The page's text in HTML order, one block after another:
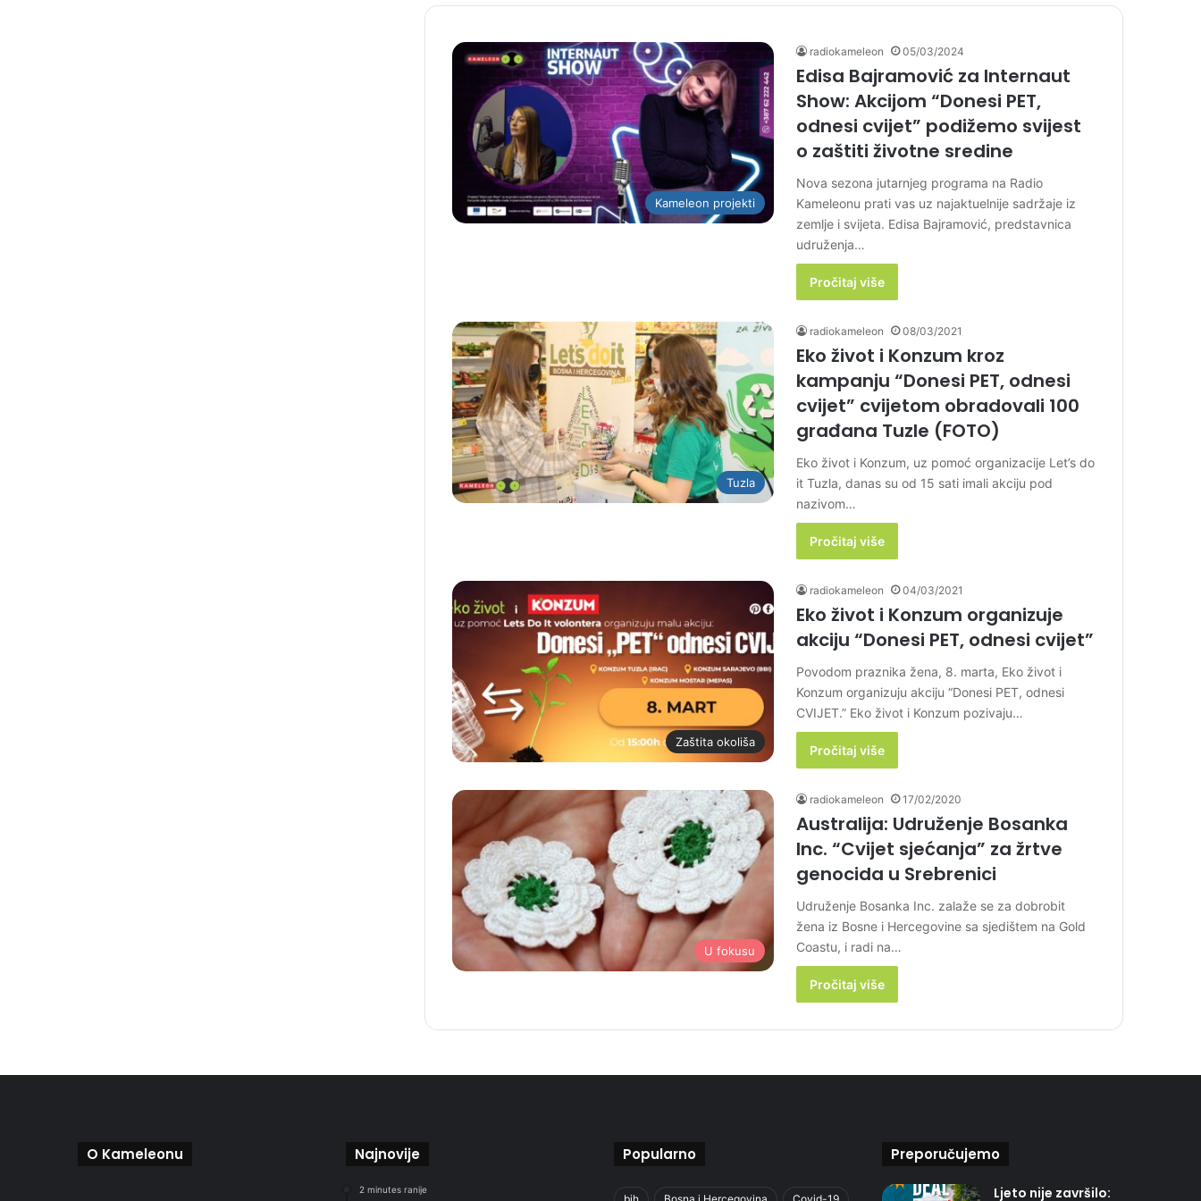
Kameleon projekti
radiokameleon 05/03/2024
Edisa Bajramović za Internaut
Show: Akcijom “Donesi PET,
odnesi cvijet” podižemo svijest
o zaštiti životne sredine
Nova sezona jutarnjeg programa na Radio
Kameleonu prati vas uz najaktuelnije sadržaje iz
zemlje i svijeta. Edisa Bajramović, predstavnica
udruženja…
Pročitaj više
Tuzla
radiokameleon 08/03/2021
Eko život i Konzum kroz
kampanju “Donesi PET, odnesi
cvijet” cvijetom obradovali 100
građana Tuzle (FOTO)
Eko život i Konzum, uz pomoć organizacije Let’s do
it Tuzla, danas su od 15 sati imali akciju pod
nazivom…
Pročitaj više
Zaštita okoliša
radiokameleon 04/03/2021
Eko život i Konzum organizuje
akciju “Donesi PET, odnesi cvijet”
Povodom praznika žena, 8. marta, Eko život i
Konzum organizuju akciju “Donesi PET, odnesi
CVIJET.” Eko život i Konzum pozivaju…
Pročitaj više
U fokusu
radiokameleon 17/02/2020
Australija: Udruženje Bosanka
Inc. “Cvijet sjećanja” za žrtve
genocida u Srebrenici
Udruženje Bosanka Inc. zalaže se za dobrobit
žena iz Bosne i Hercegovine sa sjedištem na Gold
Coastu, i radi na…
Pročitaj više
O Kameleonu Najnovije
2 minutes ranije
Popularno Preporučujemo
Ljeto nije završilo: